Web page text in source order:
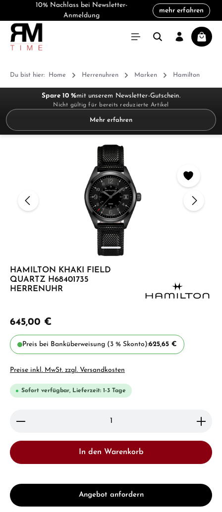
10% Nachlass bei Newsletter-
Anmeldung
mehr erfahren
Du bist hier: Home Herrenuhren Marken Hamilton
Spare 10 %mit unserem Newsletter-Gutschein.
Nicht gültig für bereits reduzierte Artikel
Mehr erfahren
Bildergalerie überspringen
HAMILTON KHAKI FIELD
QUARTZ H68401735
HERRENUHR
645,00 €
Preis bei Banküberweisung (3 % Skonto):625,65 €
Preise inkl. MwSt. zzgl. Versandkosten
Sofort verfügbar, Lieferzeit: 1-3 Tage
Produkt Anzahl: Gib den gewünschten Wert ein
In den Warenkorb
Angebot anfordern